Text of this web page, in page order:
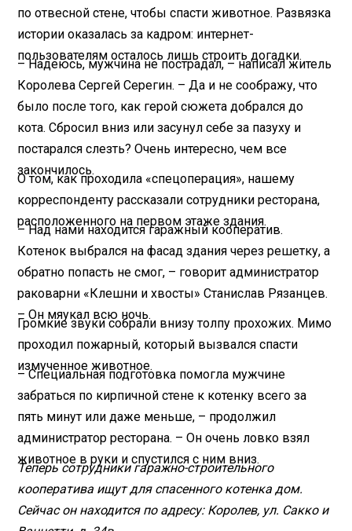
по отвесной стене, чтобы спасти животное. Развязка
истории оказалась за кадром: интернет-
пользователям осталось лишь строить догадки.
– Надеюсь, мужчина не пострадал, – написал житель
Королева Сергей Серегин. – Да и не соображу, что
было после того, как герой сюжета добрался до
кота. Сбросил вниз или засунул себе за пазуху и
постарался слезть? Очень интересно, чем все
закончилось.
О том, как проходила «спецоперация», нашему
корреспонденту рассказали сотрудники ресторана,
расположенного на первом этаже здания.
– Над нами находится гаражный кооператив.
Котенок выбрался на фасад здания через решетку, а
обратно попасть не смог, – говорит администратор
раковарни «Клешни и хвосты» Станислав Рязанцев.
– Он мяукал всю ночь.
Громкие звуки собрали внизу толпу прохожих. Мимо
проходил пожарный, который вызвался спасти
измученное животное.
– Специальная подготовка помогла мужчине
забраться по кирпичной стене к котенку всего за
пять минут или даже меньше, – продолжил
администратор ресторана. – Он очень ловко взял
животное в руки и спустился с ним вниз.
Теперь сотрудники гаражно-строительного
кооператива ищут для спасенного котенка дом.
Сейчас он находится по адресу: Королев, ул. Сакко и